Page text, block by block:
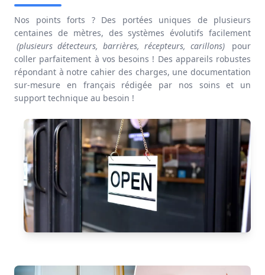
Nos points forts ? Des portées uniques de plusieurs
centaines de mètres, dessystèmes évolutifs facilement
(plusieurs détecteurs, barrières, récepteurs, carillons)
pour
coller parfaitement à vos besoins ! Des appareils robustes
répondant à notre cahier des charges, une documentation
sur-mesure en français rédigée par nos soins et un
support technique au besoin !